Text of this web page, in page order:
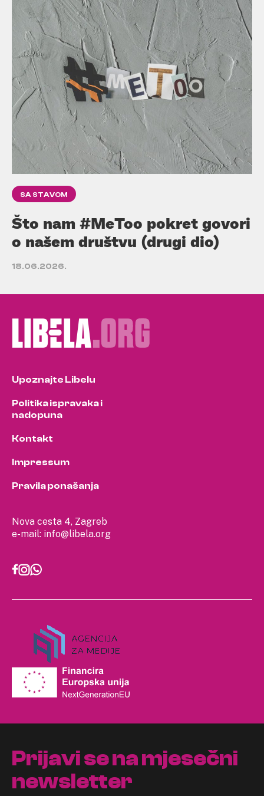
SA STAVOM
Što nam #MeToo pokret govori
o našem društvu (drugi dio)
18.06.2026.
Nova cesta 4, Zagreb
e-mail: info@libela.org
Upoznajte Libelu
Politika ispravaka i
nadopuna
Kontakt
Impressum
Pravila ponašanja
Prijavi se na mjesečni
newsletter